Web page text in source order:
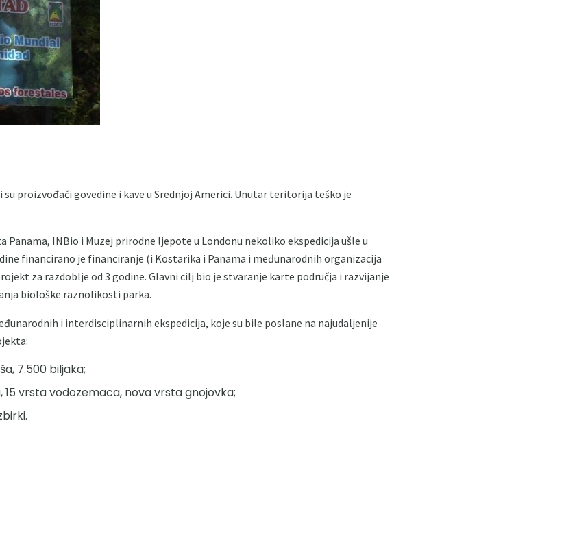
proizvođači govedine i kave u Srednjoj Americi. Unutar teritorija teško je
Panama, INBio i Muzej prirodne ljepote u Londonu nekoliko ekspedicija ušle u
financirano je financiranje (i Kostarika i Panama i međunarodnih organizacija
za razdoblje od 3 godine. Glavni cilj bio je stvaranje karte područja i razvijanje
biološke raznolikosti parka.
i interdisciplinarnih ekspedicija, koje su bile poslane na najudaljenije
7.500 biljaka;
15 vrsta vodozemaca, nova vrsta gnojovka;